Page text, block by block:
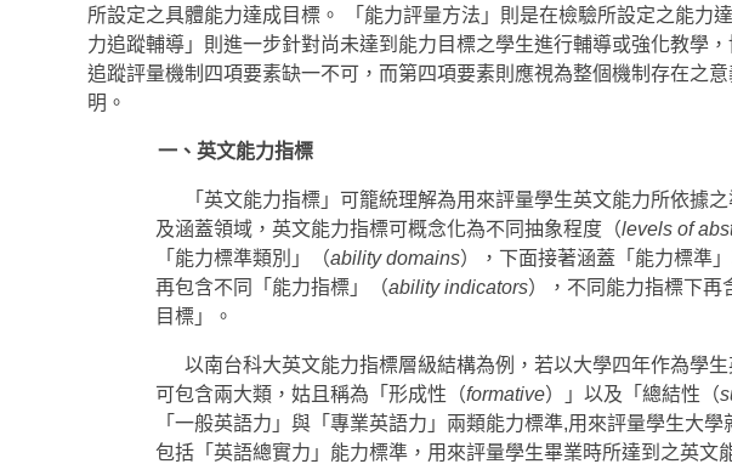
所設定之具體能力達成目標。 「能力評量方法」則是在檢驗所設定之能力
力追蹤輔導」則進一步針對尚未達到能力目標之學生進行輔導或強化教學
追蹤評量機制四項要素缺一不可，而第四項要素則應視為整個機制存在之
明。
一、 英文能力指標
「英文能力指標」可籠統理解為用來評量學生英文能力所依據
及涵蓋領域，英文能力指標可概念化為不同抽象程度（levels of
「能力標準類別」（ability domains），下面接著涵蓋「能力標準
再包含不同「能力指標」（ability indicators），不同能力指標下再
目標」。
以南台科大英文能力指標層級結構為例，若以大學四年作為學
可包含兩大類，姑且稱為「形成性（formative）」以及「總結性（
「一般英語力」與「專業英語力」兩類能力標準,用來評量學生大
包括「英語總實力」能力標準，用來評量學生畢業時所達到之英文